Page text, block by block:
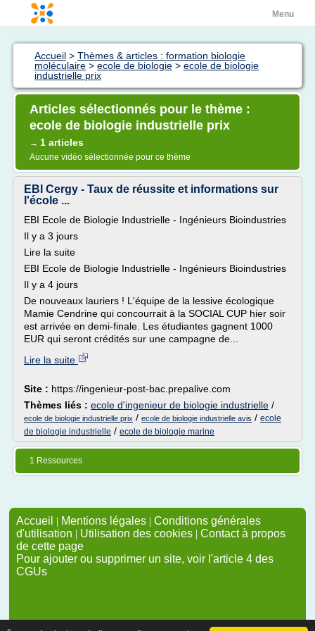
Menu
Accueil > Thèmes & articles : formation biologie
moléculaire > ecole de biologie > ecole de biologie
industrielle prix
Articles sélectionnés pour le thème :
ecole de biologie industrielle prix
→ 1 articles
Aucune vidéo sélectionnée pour ce thème
EBI Cergy - Taux de réussite et informations sur
l'école ...
EBI Ecole de Biologie Industrielle - Ingénieurs Bioindustries
Il y a 3 jours
Lire la suite
EBI Ecole de Biologie Industrielle - Ingénieurs Bioindustries
Il y a 4 jours
De nouveaux lauriers ! L'équipe de la lessive écologique
Mamie Cendrine qui concourrait à la SOCIAL CUP hier soir
est arrivée en demi-finale. Les étudiantes gagnent 1000
EUR qui seront crédités sur une campagne de...
Lire la suite
Site : https://ingenieur-post-bac.prepalive.com
Thèmes liés : ecole d'ingenieur de biologie industrielle /
ecole de biologie industrielle prix / ecole de biologie industrielle avis / ecole
de biologie industrielle / ecole de biologie marine
1 Ressources
Accueil | Mentions légales | Conditions générales
d'utilisation | Utilisation des cookies | Contact à propos
de cette page
Pour ajouter ou supprimer un site, voir l'article 4 des
CGUs